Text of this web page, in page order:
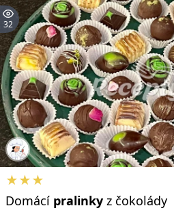
32
★★★
Domácí pralinky z čokolády